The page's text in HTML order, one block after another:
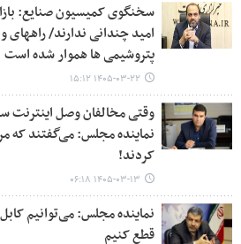
سخنگوی کمیسیون صنایع:
امید چندانی ندارند/ راههای
پتروشیمی ها هموار شده است
۱۴۰۵-۰۳-۲۲ ۱۵:۱۲
وقتی مخالفان وصل
نماینده مجلس: می‌گفتند که
کردند!
۱۴۰۵-۰۳-۱۳ ۰۶:۱۸
نماینده مجلس: می‌توانیم
قطع کنیم